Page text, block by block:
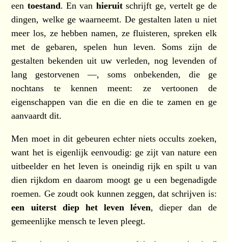
een toestand. En van hieruitschrijft ge, vertelt ge de
dingen, welke ge waarneemt. De gestalten laten u niet
meer los, ze hebben namen, ze fluisteren, spreken elk
met de gebaren, spelen hun leven. Soms zijn de
gestalten bekenden uit uw verleden, nog levenden of
lang gestorvenen —, soms onbekenden, die ge
nochtans te kennen meent: ze vertoonen de
eigenschappen van die en die en die te zamen en ge
aanvaardt dit.
Men moet in dit gebeuren echter niets occults zoeken,
want het is eigenlijk eenvoudig: ge zijt van nature een
uitbeelder en het leven is oneindig rijk en spilt u van
dien rijkdom en daarom moogt ge u een begenadigde
roemen. Ge zoudt ook kunnen zeggen, dat schrijven is:
een uiterst diep het leven léven, dieper dan de
gemeenlijke mensch te leven pleegt.